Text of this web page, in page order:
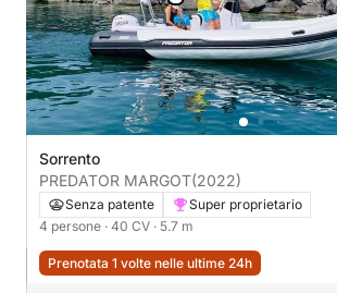
Sorrento
PREDATOR MARGOT(2022)
Senza patente
Super proprietario
4 persone · 40 CV · 5.7 m
Prenotata 1 volte nelle ultime 24h